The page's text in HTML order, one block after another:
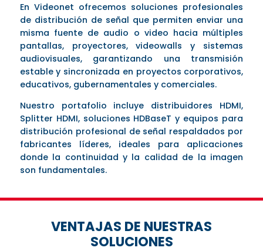
En Videonet ofrecemos soluciones profesionales
de distribución de señal que permiten enviar una
misma fuente de audio o video hacia múltiples
pantallas, proyectores, videowalls y sistemas
audiovisuales, garantizando una transmisión
estable y sincronizada en proyectos corporativos,
educativos, gubernamentales y comerciales.
Nuestro portafolio incluye distribuidores HDMI,
Splitter HDMI, soluciones HDBaseT y equipos para
distribución profesional de señal respaldados por
fabricantes líderes, ideales para aplicaciones
donde la continuidad y la calidad de la imagen
son fundamentales.
VENTAJAS DE NUESTRAS
SOLUCIONES